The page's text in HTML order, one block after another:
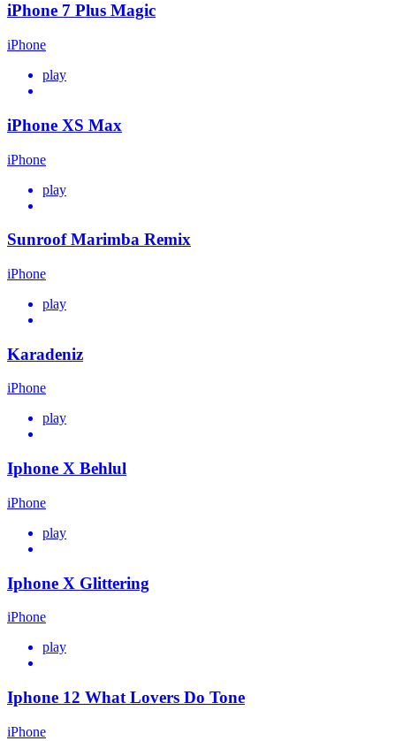
iPhone 7 Plus Magic
iPhone
play
iPhone XS Max
iPhone
play
Sunroof Marimba Remix
iPhone
play
Karadeniz
iPhone
play
Iphone X Behlul
iPhone
play
Iphone X Glittering
iPhone
play
Iphone 12 What Lovers Do Tone
iPhone